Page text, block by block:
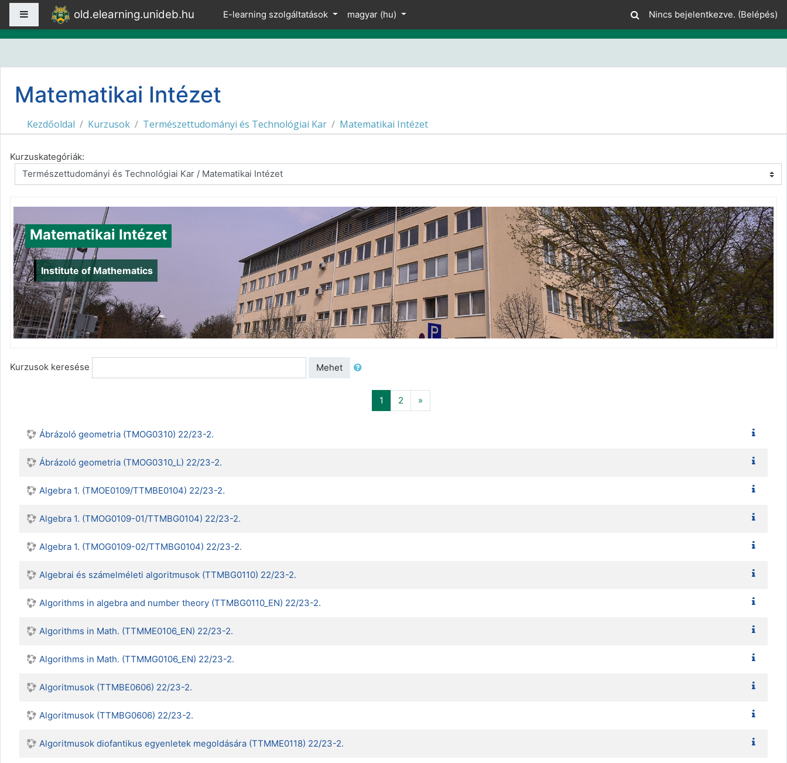
Tovább a fő tartalomhoz
Oldalpanel old.elearning.unideb.hu E-learning szolgáltatások magyar ‎(hu)‎ Nincs bejelentkezve. (Belépés)
Matematikai Intézet
Kezdőoldal Kurzusok Természettudományi és Technológiai Kar Matematikai Intézet
Kurzuskategóriák:
Matematikai Intézet
Institute of Mathematics
Kurzusok keresése Mehet
1 (aktuális)
2 »Következő
Ábrázoló geometria (TMOG0310) 22/23-2.
Ábrázoló geometria (TMOG0310_L) 22/23-2.
Algebra 1. (TMOE0109/TTMBE0104) 22/23-2.
Algebra 1. (TMOG0109-01/TTMBG0104) 22/23-2.
Algebra 1. (TMOG0109-02/TTMBG0104) 22/23-2.
Algebrai és számelméleti algoritmusok (TTMBG0110) 22/23-2.
Algorithms in algebra and number theory (TTMBG0110_EN) 22/23-2.
Algorithms in Math. (TTMME0106_EN) 22/23-2.
Algorithms in Math. (TTMMG0106_EN) 22/23-2.
Algoritmusok (TTMBE0606) 22/23-2.
Algoritmusok (TTMBG0606) 22/23-2.
Algoritmusok diofantikus egyenletek megoldására (TTMME0118) 22/23-2.